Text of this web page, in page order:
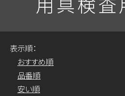
プライスリスト
表示順：
おすすめ順
品番順
安い順